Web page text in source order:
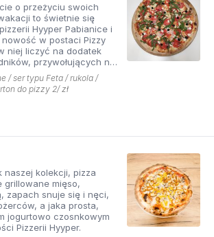
o przeżyciu swoich
to świetnie się
w postaci Pizzy
niej liczyć na dodatek
przywołujących na
i ciepły klimat - ser
smak doskonale
czerwoną cebulką,
charakteru. Jest to pizza
nowych połączeń.
/ ser typu Feta / rukola /
do pizzy 2/ zł
naszej kolekcji, pizza
grillowane mięso,
snuje się i nęci,
a jaka prosta,
jogurtowo czosnkowym
Pizzerii Hyyper.